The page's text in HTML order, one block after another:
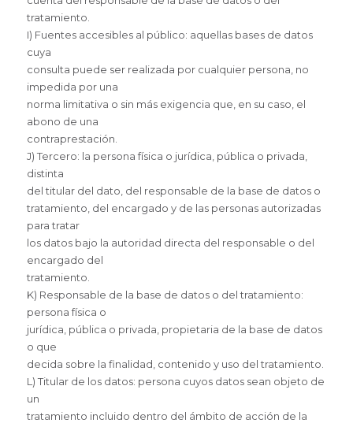
tratamiento.
I) Fuentes accesibles al público: aquellas bases de datos
cuya
consulta puede ser realizada por cualquier persona, no
impedida por una
norma limitativa o sin más exigencia que, en su caso, el
abono de una
contraprestación.
J) Tercero: la persona física o jurídica, pública o privada,
distinta
del titular del dato, del responsable de la base de datos o
tratamiento, del encargado y de las personas autorizadas
para tratar
los datos bajo la autoridad directa del responsable o del
encargado del
tratamiento.
K) Responsable de la base de datos o del tratamiento:
persona física o
jurídica, pública o privada, propietaria de la base de datos
o que
decida sobre la finalidad, contenido y uso del tratamiento.
L) Titular de los datos: persona cuyos datos sean objeto de
un
tratamiento incluido dentro del ámbito de acción de la